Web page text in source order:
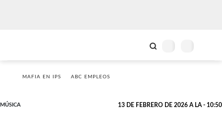
MAFIA EN IPS ABC EMPLEOS
MÚSICA 13 DE FEBRERO DE 2026 A LA - 10:50